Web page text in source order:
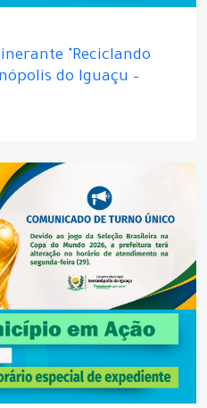
"Reciclando
do Iguaçu –